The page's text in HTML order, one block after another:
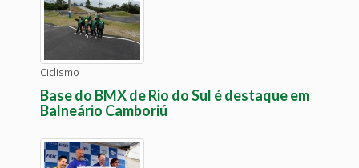
Ciclismo
Base do BMX de Rio do Sul é destaque em
Balneário Camboriú